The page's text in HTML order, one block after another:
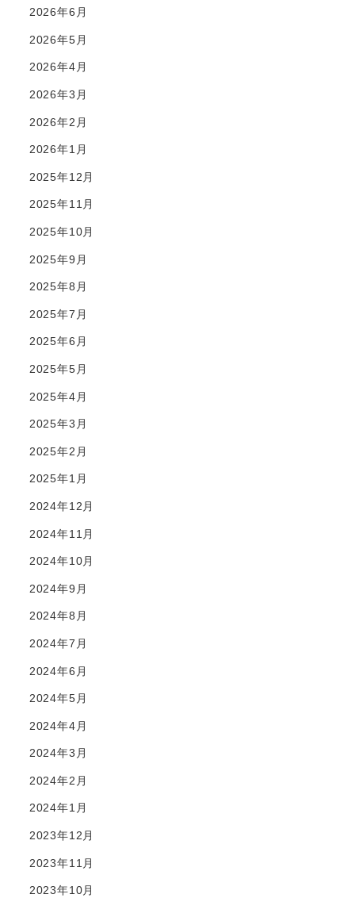
2026年6月
2026年5月
2026年4月
2026年3月
2026年2月
2026年1月
2025年12月
2025年11月
2025年10月
2025年9月
2025年8月
2025年7月
2025年6月
2025年5月
2025年4月
2025年3月
2025年2月
2025年1月
2024年12月
2024年11月
2024年10月
2024年9月
2024年8月
2024年7月
2024年6月
2024年5月
2024年4月
2024年3月
2024年2月
2024年1月
2023年12月
2023年11月
2023年10月